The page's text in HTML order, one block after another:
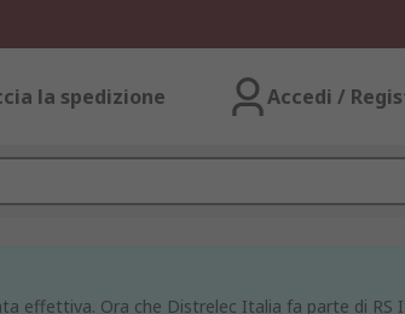
la spedizione Accedi /
effettiva. Ora che Distrelec Italia fa parte di RS